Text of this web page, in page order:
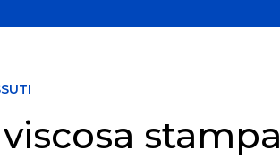
viscosa stampa